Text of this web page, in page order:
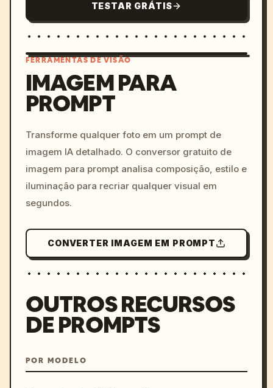
TESTAR GRÁTIS
colors, 8k --v 6.0
FERRAMENTAS DE VISÃO
IMAGEM PARA
PROMPT
Transforme qualquer foto em um prompt de
imagem IA detalhado. O conversor gratuito de
imagem para prompt analisa composição, estilo e
iluminação para recriar qualquer visual em
segundos.
CONVERTER IMAGEM EM PROMPT
OUTROS RECURSOS
DE PROMPTS
POR MODELO